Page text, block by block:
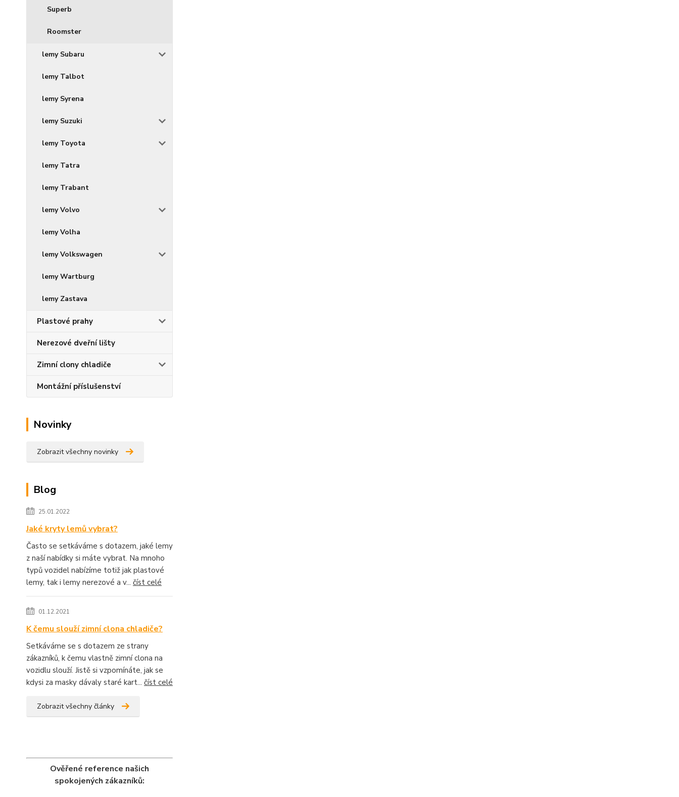
Superb
Roomster
lemy Subaru
lemy Talbot
lemy Syrena
lemy Suzuki
lemy Toyota
lemy Tatra
lemy Trabant
lemy Volvo
lemy Volha
lemy Volkswagen
lemy Wartburg
lemy Zastava
Plastové prahy
Nerezové dveřní lišty
Zimní clony chladiče
Montážní příslušenství
Novinky
Zobrazit všechny novinky
Blog
25.01.2022
Jaké kryty lemů vybrat?
Často se setkáváme s dotazem, jaké lemy
z naší nabídky si máte vybrat. Na mnoho
typů vozidel nabízíme totiž jak plastové
lemy, tak i lemy nerezové a v... číst celé
01.12.2021
K čemu slouží zimní clona chladiče?
Setkáváme se s dotazem ze strany
zákazníků, k čemu vlastně zimní clona na
vozidlu slouží. Jistě si vzpomínáte, jak se
kdysi za masky dávaly staré kart... číst celé
Zobrazit všechny články
Ověřené reference našich
spokojených zákazníků: